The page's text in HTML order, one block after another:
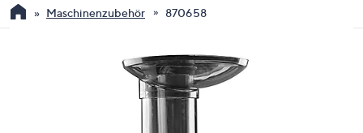
Sie
Maschinenzubehör 870658